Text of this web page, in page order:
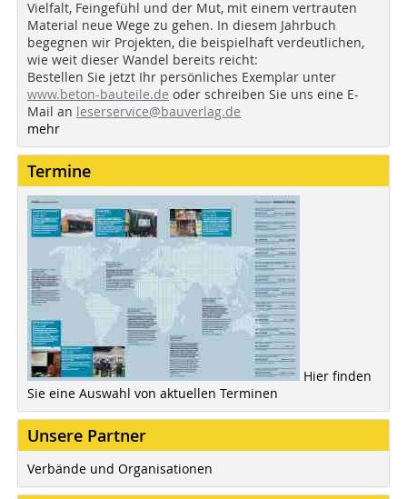
Vielfalt, Feingefühl und der Mut, mit einem vertrauten
Material neue Wege zu gehen. In diesem Jahrbuch
begegnen wir Projekten, die beispielhaft verdeutlichen,
wie weit dieser Wandel bereits reicht:
Bestellen Sie jetzt Ihr persönliches Exemplar unter
www.beton-bauteile.de oder schreiben Sie uns eine E-
Mail an leserservice@bauverlag.de
mehr
Termine
Hier finden
Sie eine Auswahl von aktuellen Terminen
Unsere Partner
Verbände und Organisationen